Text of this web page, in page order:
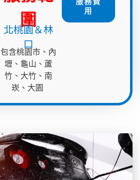
圍
北桃園＆林
口
包含桃園市、內
壢、龜山、蘆
竹、大竹 、 南
崁、大園
用